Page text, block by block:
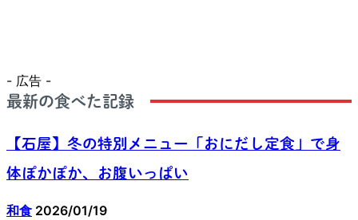
- 広告 -
最新の食べた記録
【石屋】冬の特別メニュー「おにだし定食」で身
体ぽかぽか、お腹いっぱい
和食 2026/01/19